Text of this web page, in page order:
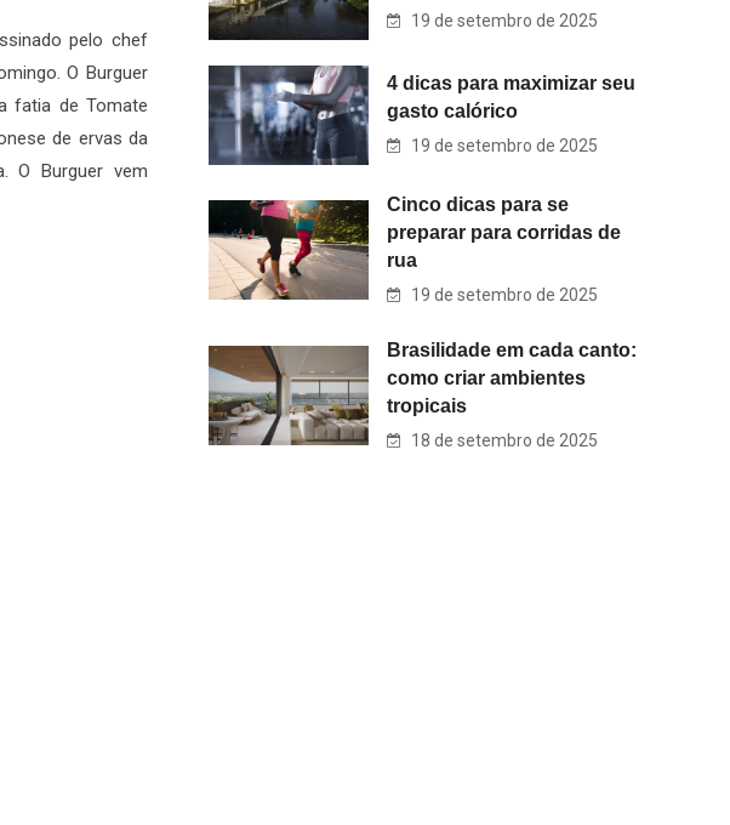
pelo chef
O Burguer
fatia de Tomate
de ervas da
O Burguer vem
19 de setembro de 2025
4 dicas para maximizar seu
gasto calórico
19 de setembro de 2025
Cinco dicas para se
preparar para corridas de
rua
19 de setembro de 2025
Brasilidade em cada canto:
como criar ambientes
tropicais
18 de setembro de 2025